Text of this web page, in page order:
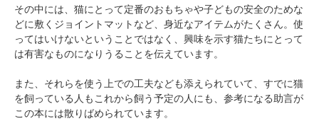
その中には、猫にとって定番のおもちゃや子どもの安全のためな
どに敷くジョイントマットなど、身近なアイテムがたくさん。使
ってはいけないということではなく、興味を示す猫たちにとって
は有害なものになりうることを伝えています。
また、それらを使う上での工夫なども添えられていて、すでに猫
を飼っている人もこれから飼う予定の人にも、参考になる助言が
この本には散りばめられています。